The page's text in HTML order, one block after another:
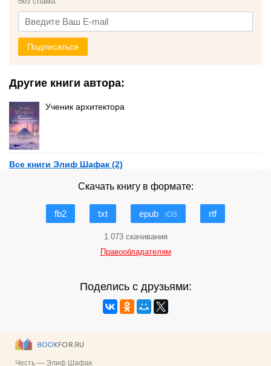
Подписаться
Другие книги автора:
Ученик архитектора
Все книги Элиф Шафак (2)
Скачать книгу в формате:
fb2 txt epub iOS rtf
1 073 скачивания
Правообладателям
Поделись с друзьями: